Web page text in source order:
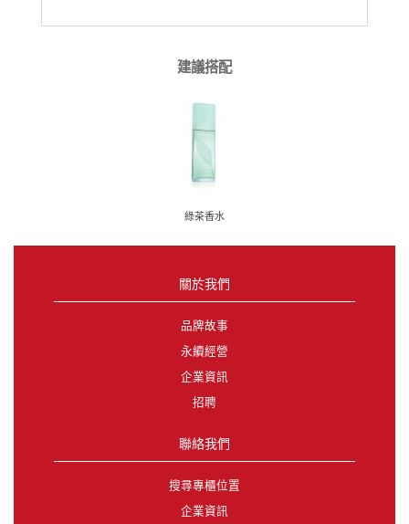
建議搭配
綠茶香水
關於我們
品牌故事
永續經營
企業資訊
招聘
聯絡我們
搜尋專櫃位置
企業資訊